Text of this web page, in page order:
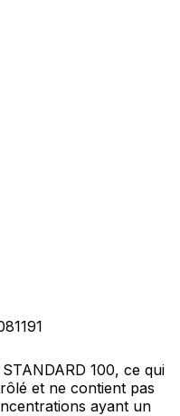
100, ce qui
et ne contient pas
ayant un